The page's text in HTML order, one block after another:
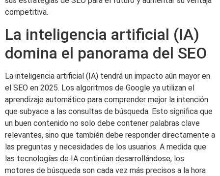
competitiva.
La inteligencia artificial (IA)
domina el panorama del SEO
La inteligencia artificial (IA) tendrá un impacto aún mayor en
el SEO en 2025. Los algoritmos de Google ya utilizan el
aprendizaje automático para comprender mejor la intención
que subyace a las consultas de búsqueda. Esto significa que
un buen contenido no solo debe contener palabras clave
relevantes, sino que también debe responder directamente a
las preguntas y necesidades de los usuarios. A medida que
las tecnologías de IA continúan desarrollándose, los
motores de búsqueda son cada vez más precisos a la hora